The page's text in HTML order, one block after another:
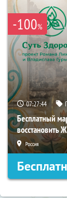
-100%
07:27:43
Бесплатный
восстановить
Россия